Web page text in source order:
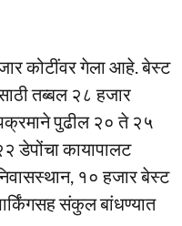
कोटींवर गेला आहे. बेस्ट
तब्बल २८ हजार
पुढील २० ते २५
डेपोंचा कायापालट
१० हजार बेस्ट
संकुल बांधण्यात